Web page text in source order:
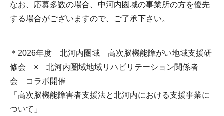
なお、応募多数の場合、中河内圏域の事業所の方を優先
する場合がございますので、ご了承下さい。
＊2026年度 北河内圏域 高次脳機能障がい地域支援研
修会 × 北河内圏域地域リハビリテーション関係者
会 コラボ開催
「高次脳機能障害者支援法と北河内における支援事業に
ついて」